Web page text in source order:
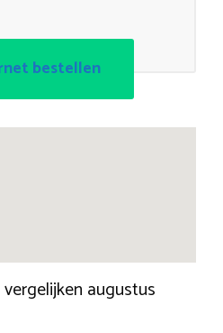
bestellen
augustus